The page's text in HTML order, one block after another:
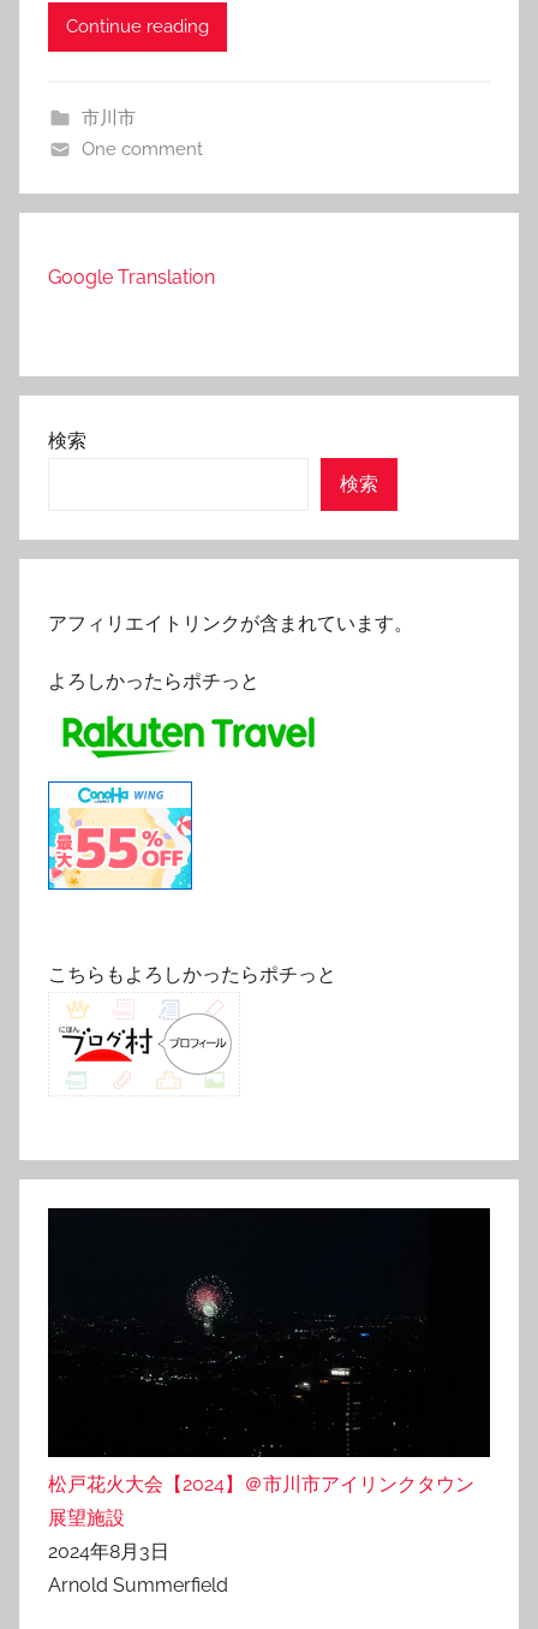
Continue reading
市川市
One comment
Google Translation
検索
検索
アフィリエイトリンクが含まれています。
よろしかったらポチっと
こちらもよろしかったらポチっと
松戸花火大会【2024】＠市川市アイリンクタウン
展望施設
2024年8月3日
Arnold Summerfield